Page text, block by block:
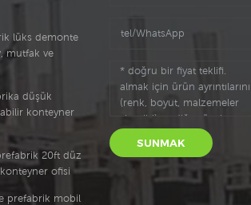
lüks demonte
mutfak ve
düşük
konteyner
20ft düz
ofisi
prefabrik mobil
SUNMAK